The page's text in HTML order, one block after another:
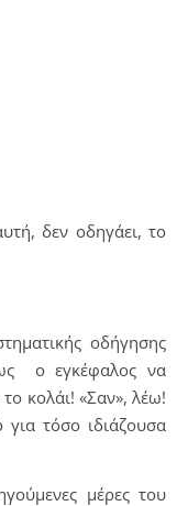
δεν οδηγάει, το
οδήγησης
ο εγκέφαλος να
κολάι! «Σαν», λέω!
τόσο ιδιάζουσα
μέρες του